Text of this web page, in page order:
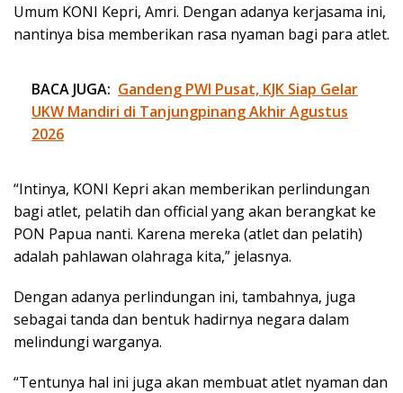
Umum KONI Kepri, Amri. Dengan adanya kerjasama ini,
nantinya bisa memberikan rasa nyaman bagi para atlet.
BACA JUGA: Gandeng PWI Pusat, KJK Siap Gelar
UKW Mandiri di Tanjungpinang Akhir Agustus
2026
“Intinya, KONI Kepri akan memberikan perlindungan
bagi atlet, pelatih dan official yang akan berangkat ke
PON Papua nanti. Karena mereka (atlet dan pelatih)
adalah pahlawan olahraga kita,” jelasnya.
Dengan adanya perlindungan ini, tambahnya, juga
sebagai tanda dan bentuk hadirnya negara dalam
melindungi warganya.
“Tentunya hal ini juga akan membuat atlet nyaman dan